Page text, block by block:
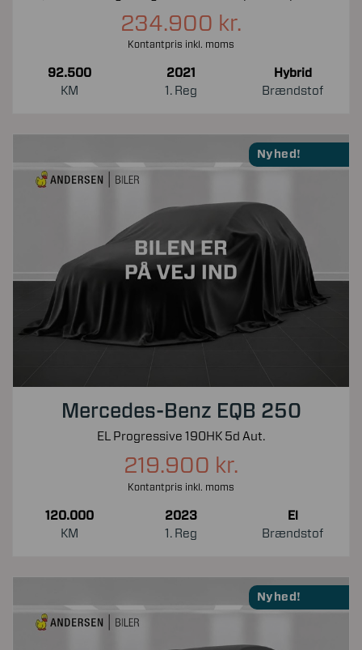
234.900 kr.
Kontantpris inkl. moms
92.500
KM
2021
1. Reg
Hybrid
Brændstof
Nyhed!
Mercedes-Benz EQB 250
EL Progressive 190HK 5d Aut.
219.900 kr.
Kontantpris inkl. moms
120.000
KM
2023
1. Reg
El
Brændstof
Nyhed!